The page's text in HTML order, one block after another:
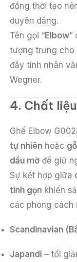
đồng thời tạo
duyên dáng.
Tên gọi “Elbow”
tượng trưng cho
đầy tính nhân
Wegner.
4. Chất
Ghế Elbow
tự nhiên hoặc
dầu mờ để giữ
Sự kết hợp giữa
tinh gọn khiến
các phong cách
Scandinavian
Japandi – tối